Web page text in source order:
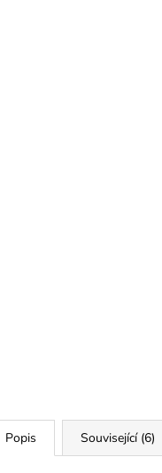
Popis Související (6)